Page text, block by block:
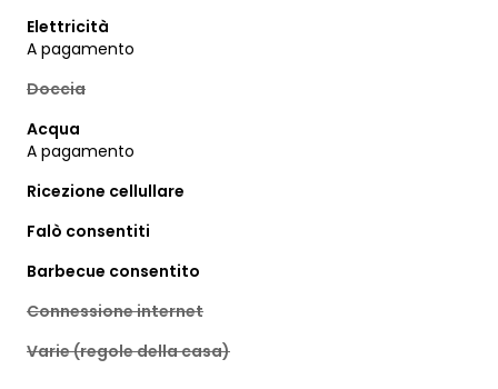
Elettricità
A pagamento
Doccia
Acqua
A pagamento
Ricezione cellullare
Falò consentiti
Barbecue consentito
Connessione internet
Varie (regole della casa)